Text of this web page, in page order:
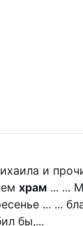
и
храм ... ...
... ...
бы,...